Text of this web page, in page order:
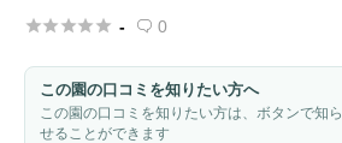
 -  0
この園の口コミを知りたい方へ
この園の口コミを知りたい方は、ボタンで知ら
せることができます